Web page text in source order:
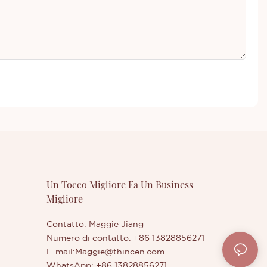
Un Tocco Migliore Fa Un Business
Migliore
Contatto: Maggie Jiang
Numero di contatto: +86 13828856271
E-mail: Maggie@thincen.com
WhatsApp: +86 13828856271